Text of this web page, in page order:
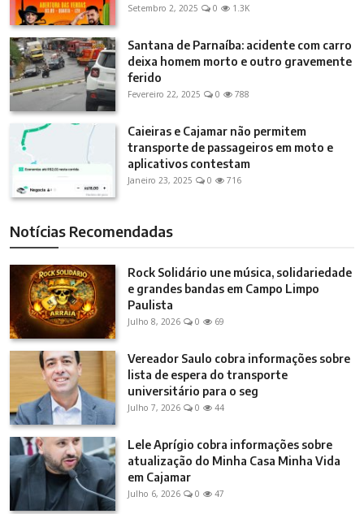
Setembro 2, 2025 0 1.3K
Santana de Parnaíba: acidente com carro
deixa homem morto e outro gravemente
ferido
Fevereiro 22, 2025 0 788
Caieiras e Cajamar não permitem
transporte de passageiros em moto e
aplicativos contestam
Janeiro 23, 2025 0 716
Notícias Recomendadas
Rock Solidário une música, solidariedade
e grandes bandas em Campo Limpo
Paulista
Julho 8, 2026 0 69
Vereador Saulo cobra informações sobre
lista de espera do transporte
universitário para o seg
Julho 7, 2026 0 44
Lele Aprígio cobra informações sobre
atualização do Minha Casa Minha Vida
em Cajamar
Julho 6, 2026 0 47